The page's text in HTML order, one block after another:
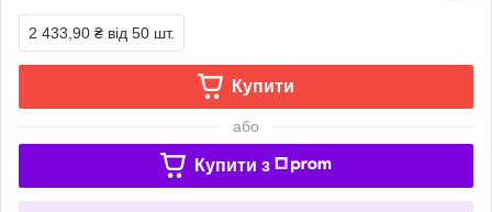
2 433,90 ₴ від 50 шт.
Купити
або
Купити з